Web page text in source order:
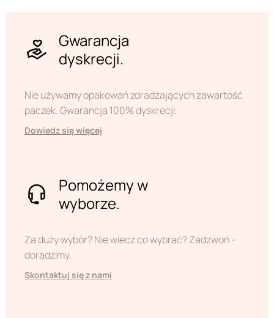
Gwarancja
dyskrecji.
Nie używamy opakowań zdradzających zawartość
paczek. Gwarancja 100% dyskrecji.
Dowiedz się więcej
Pomożemy w
wyborze.
Za duży wybór? Nie wiecz co wybrać? Zadzwoń -
doradzimy.
Skontaktuj się z nami